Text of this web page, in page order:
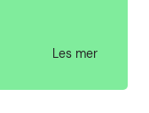
Les mer